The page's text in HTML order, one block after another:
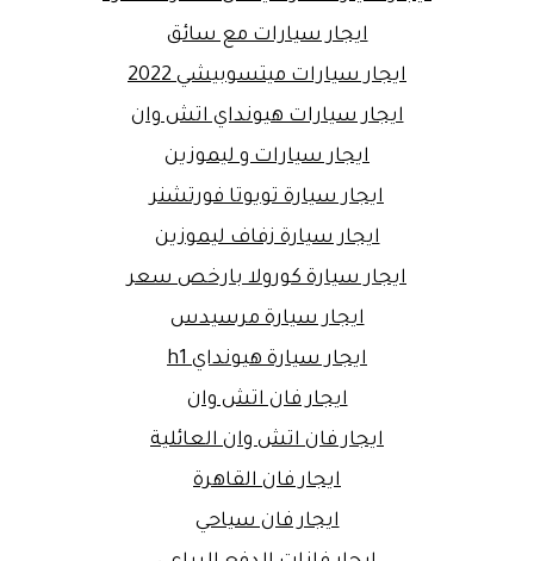
ايجار سيارات مع سائق
ايجار سيارات ميتسوبيشي 2022
ايجار سيارات هيونداي اتش وان
ايجار سيارات و ليموزين
ايجار سيارة تويوتا فورتشنر
ايجار سيارة زفاف ليموزين
ايجار سيارة كورولا بارخص سعر
ايجار سيارة مرسيدس
ايجار سيارة هيونداي h1
ايجار فان اتش وان
ايجار فان اتش وان العائلية
ايجار فان القاهرة
ايجار فان سياحي